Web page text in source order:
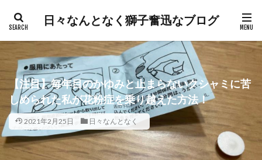
日々なんとなく獅子奮迅なブログ
【注目】毎年目のかゆみと止まらないクシャミに苦
しめられた私が花粉症を乗り越えた方法！
2021年2月25日 日々なんとなく